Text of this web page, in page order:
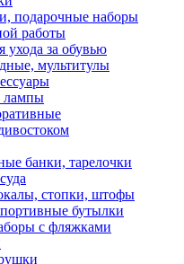
подарочные наборы
работы
ухода за обувью
мультитулы
лампы
банки, тарелочки
стопки, штофы
бутылки
с фляжками